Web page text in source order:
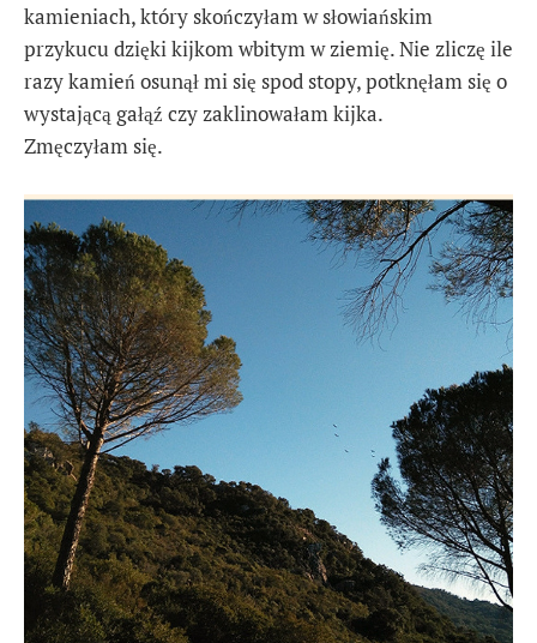
kamieniach, który skończyłam w słowiańskim
przykucu dzięki kijkom wbitym w ziemię. Nie zliczę ile
razy kamień osunął mi się spod stopy, potknęłam się o
wystającą gałąź czy zaklinowałam kijka.
Zmęczyłam się.